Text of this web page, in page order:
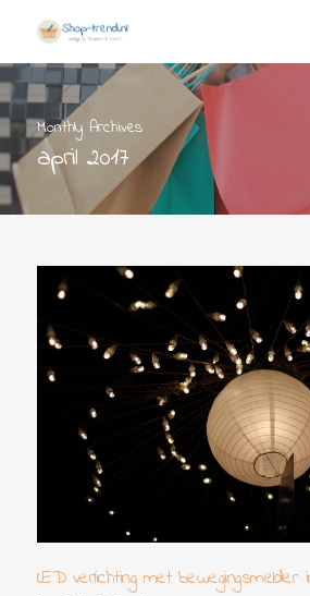
Monthly Archives
april 2017
LED verlichting met